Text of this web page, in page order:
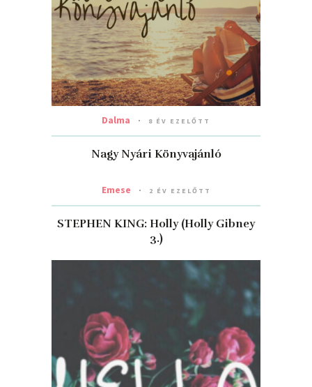
Dalma 8 ÉV EZELŐTT
Nagy Nyári Könyvajánló
Emese 2 ÉV EZELŐTT
STEPHEN KING: Holly (Holly Gibney
3.)